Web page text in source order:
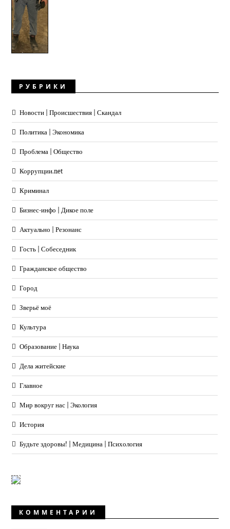
РУБРИКИ
Новости | Происшествия | Скандал
Политика | Экономика
Проблема | Общество
Коррупции.net
Криминал
Бизнес-инфо | Дикое поле
Актуально | Резонанс
Гость | Собеседник
Гражданское общество
Город
Зверьё моё
Культура
Образование | Наука
Дела житейские
Главное
Мир вокруг нас | Экология
История
Будьте здоровы! | Медицина | Психология
КОММЕНТАРИИ